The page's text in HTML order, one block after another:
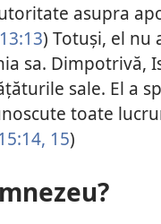
asupra
) Totuși, el nu
sa. Dimpotrivă,
sale. El a
toate
15)